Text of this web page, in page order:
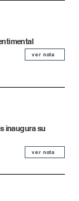
ver nota
inaugura su
ver nota